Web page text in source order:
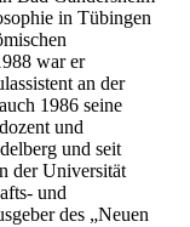
in Tübingen
war er
an der
1986 seine
und
und seit
der Universität
und
des „Neuen